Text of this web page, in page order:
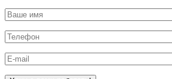
это
пустым.